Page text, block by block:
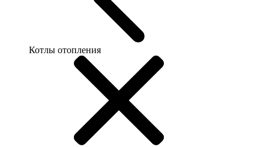
Котлы отопления